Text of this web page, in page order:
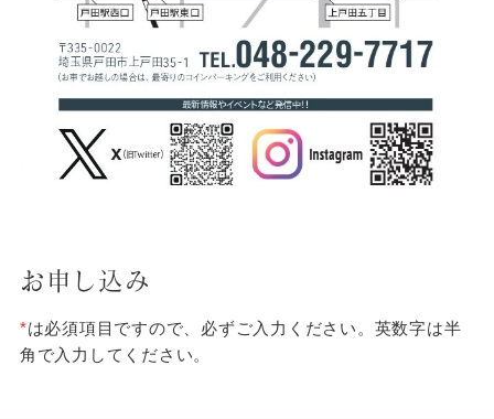
お申し込み
*は必須項目ですので、必ずご入力ください。英数字は半
角で入力してください。